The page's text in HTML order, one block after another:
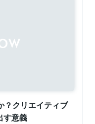
？クリエイティブ
す意義